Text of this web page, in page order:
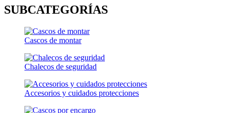
SUBCATEGORÍAS
Cascos de montar
Chalecos de seguridad
Accesorios y cuidados protecciones